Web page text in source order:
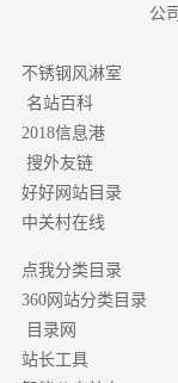
公
不锈钢风淋室
名站百科
2018信息港
搜外友链
好好网站目录
中关村在线
点我分类目录
360网站分类目录
目录网
站长工具